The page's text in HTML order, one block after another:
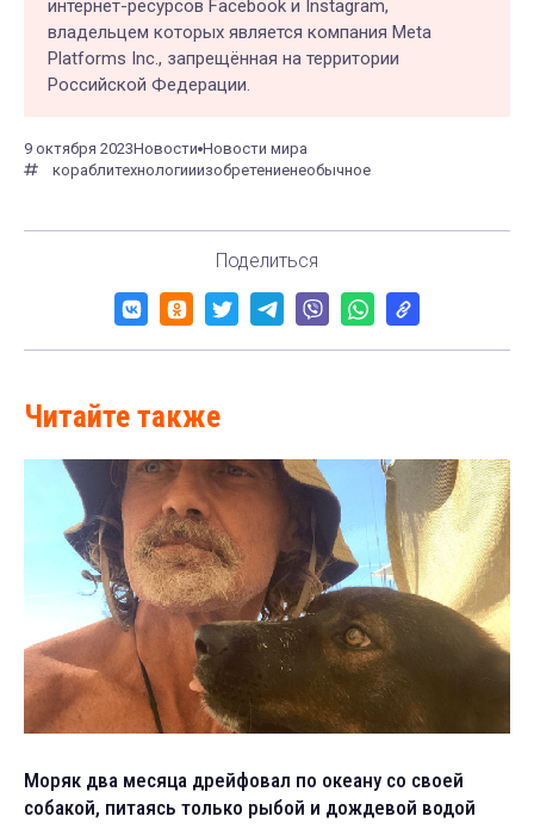
интернет-ресурсов Facebook и Instagram,
владельцем которых является компания Meta
Platforms Inc., запрещённая на территории
Российской Федерации.
9 октября 2023Новости Новости мира
кораблитехнологииизобретениенеобычное
Поделиться
Читайте также
Моряк два месяца дрейфовал по океану со своей
собакой, питаясь только рыбой и дождевой водой